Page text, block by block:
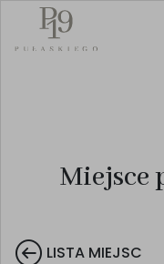
Miejsce
LISTA MIEJSC